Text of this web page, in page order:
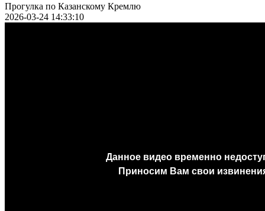
Прогулка по Казанскому Кремлю
2026-03-24 14:33:10